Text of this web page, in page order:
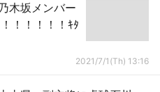
木坂メンバー
！！！！！ｷﾀ
2021/7/1(Th) 13:16